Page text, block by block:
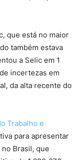
que está no maior
também estava
a Selic em 1
incertezas em
da alta recente do
Trabalho e
para apresentar
Brasil, que